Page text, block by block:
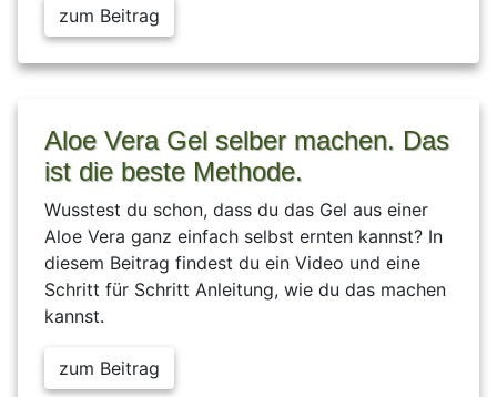
zum Beitrag
Aloe Vera Gel selber machen. Das
ist die beste Methode.
Wusstest du schon, dass du das Gel aus einer
Aloe Vera ganz einfach selbst ernten kannst? In
diesem Beitrag findest du ein Video und eine
Schritt für Schritt Anleitung, wie du das machen
kannst.
zum Beitrag